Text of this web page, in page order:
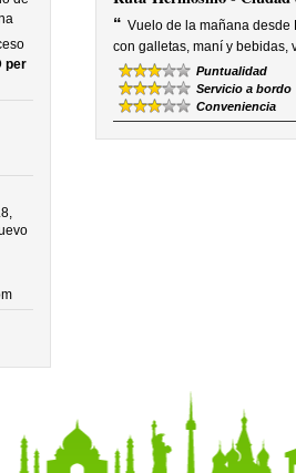
per
“ Vuelo de la mañana desde
con galletas, maní y bebidas,
Puntualidad
Servicio a bordo
Conveniencia